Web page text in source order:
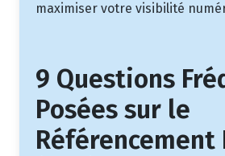
maximiser votre visibilité
9 Questions
Posées sur le
Référencement